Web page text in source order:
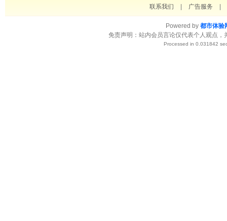
联系我们 广告服务
Powered by 都市体验
免责声明：站内会员言论仅代表个人观点
Processed in 0.031842